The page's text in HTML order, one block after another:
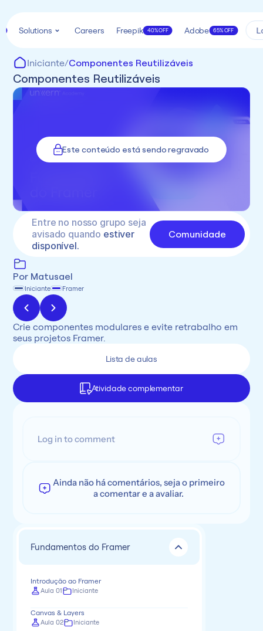
Iniciante/Componentes Reutilizáveis
Componentes Reutilizáveis
Este conteúdo está sendo regravado
Entre no nosso grupo seja
avisado quando estiver
disponível.
Comunidade
Por Matusael
Iniciante Framer
Crie componentes modulares e evite retrabalho em
seus projetos Framer.
Atividade complementar
Lista de aulas
Log in to comment
Ainda não há comentários, seja o primeiro
a comentar e a avaliar.
Fundamentos do Framer
Introdução ao Framer
Aula 01 Iniciante
Canvas & Layers
Aula 02 Iniciante
Solutions Careers Freepik 40% OFF Adobe 65% OFF